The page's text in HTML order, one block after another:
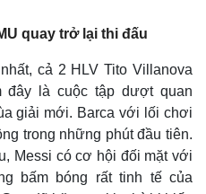
quay trở lại thi đấu
cả 2 HLV Tito Villanova
đây là cuộc tập dượt quan
giải mới. Barca với lối chơi
trong những phút đầu tiên.
Messi có cơ hội đối mặt với
bấm bóng rất tinh tế của